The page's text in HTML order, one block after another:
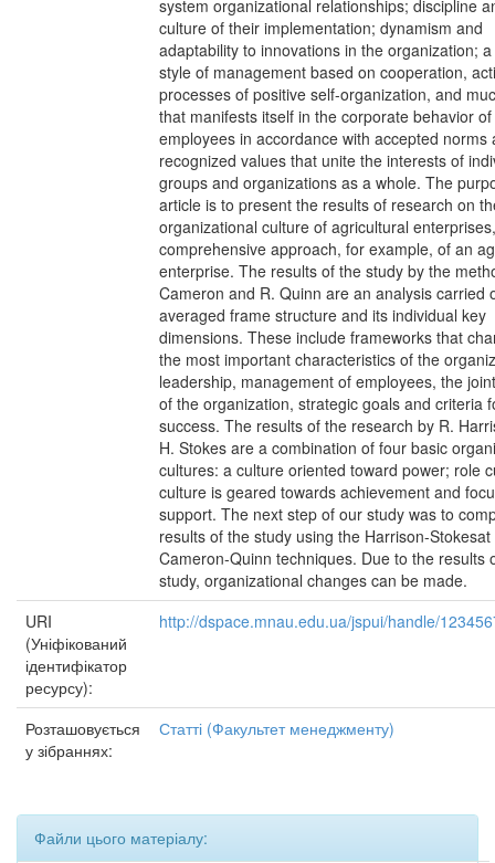
system organizational relationships; discipline
culture of their implementation; dynamism and
adaptability to innovations in the organization;
style of management based on cooperation,
processes of positive self-organization, and
that manifests itself in the corporate behavior of
employees in accordance with accepted norms
recognized values that unite the interests of
groups and organizations as a whole. The
article is to present the results of research on
organizational culture of agricultural
comprehensive approach, for example, of an
enterprise. The results of the study by the
Cameron and R. Quinn are an analysis carried
averaged frame structure and its individual key
dimensions. These include frameworks that
the most important characteristics of the
leadership, management of employees, the
of the organization, strategic goals and criteria
success. The results of the research by R.
H. Stokes are a combination of four basic
cultures: a culture oriented toward power; role
culture is geared towards achievement and
support. The next step of our study was to
results of the study using the Harrison-Stokesat
Cameron-Quinn techniques. Due to the results
study, organizational changes can be made.
URI
(Уніфікований
ідентифікатор
ресурсу):
http://dspace.mnau.edu.ua/jspui/handle/
Розташовується
у зібраннях:
Статті (Факультет менеджменту)
Файли цього матеріалу: